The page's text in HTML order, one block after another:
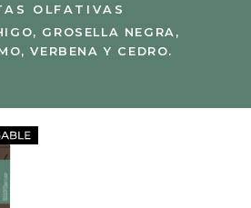
OLFATIVAS
GROSELLA NEGRA,
VERBENA Y CEDRO.